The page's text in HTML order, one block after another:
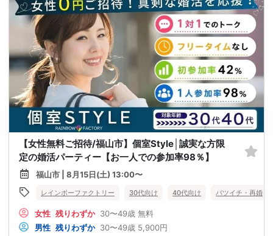
【女性無料ご招待/福山市】個室Style│誠実な方限
定の婚活パーティー【お一人での参加率98％】
福山市 | 8月15日(土) 13:00〜
レインボーファクトリー 30代向け 40代向け バツイチ・再婚
女性 残りわずか 30〜49歳 無料
男性 残りわずか 30〜49歳 5,900円